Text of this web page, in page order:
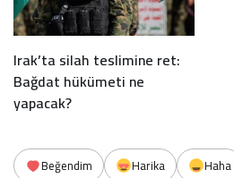
Irak’ta silah teslimine ret:
Bağdat hükümeti ne
yapacak?
Beğendim Harika Haha